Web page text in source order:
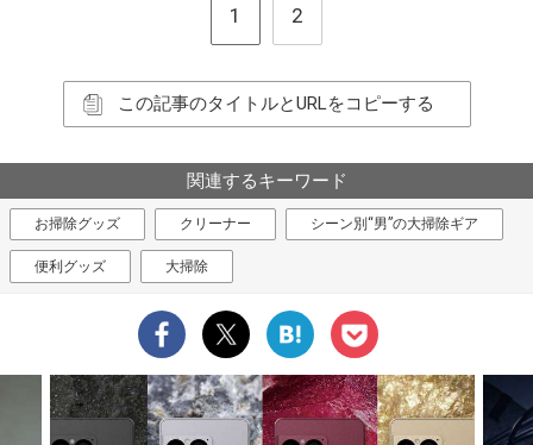
1 2
この記事のタイトルとURLをコピーする
関連するキーワード
お掃除グッズ クリーナー シーン別“男”の大掃除ギア
便利グッズ 大掃除